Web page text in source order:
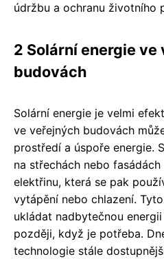
údržbu a ochranu životního
2 Solární energie ve
budovách
Solární energie je velmi
ve veřejných budovách
prostředí a úspoře energie.
na střechách nebo
elektřinu, která se pak
vytápění nebo chlazení.
ukládat nadbytečnou
později, když je potřeba.
technologie stále